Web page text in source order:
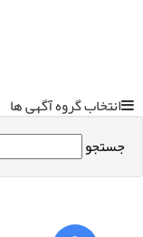
انتخاب گروه آگهی ها
جستجو